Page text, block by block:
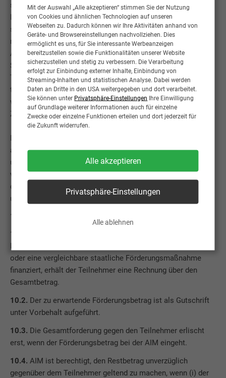
Mit der Auswahl „Alle akzeptieren“ stimmen Sie der Nutzung
von Cookies und ähnlichen Technologien auf unseren
Webseiten zu. Dadurch können wir Ihre Aktivitäten anhand von
Geräte- und Browsereinstellungen nachvollziehen. Dies
ermöglicht es uns, für Sie interessante Werbeanzeigen
bereitzustellen sowie die Funktionalitäten unserer Website
sicherzustellen und stetig zu verbessern. Die Verarbeitung
erfolgt zur Einbindung externer Inhalte, Einbindung von
Streaming-Inhalten und statistischen Analyse. Dabei werden
Daten an Dritte in den USA weitergegeben und dort verarbeitet.
Sie können unter Privatsphäre-Einstellungen Ihre Einwilligung
auf Grundlage weiterer Informationen auch für einzelne
Zwecke oder einzelne Funktionen erteilen und dort jederzeit für
die Zukunft widerrufen.
Alle akzeptieren
Privatsphäre-Einstellungen
Alle ablehnen
stabile Internetverbindung, aktuelle Browserversion,
Lautsprecher oder Headset). Der Teilnehmer erhält
spätestens zwei Werktage vor der Veranstaltung zusammen
mit den Zugangsdaten einen Testlink an seine bei der
Anmeldung angegebene E-Mail-Adresse. Für die Prüfung und
Sicherstellung der technischen Voraussetzungen ist der
Teilnehmer selbst verantwortlich. Ein etwaiger Ausfall der
technischen Voraussetzungen des Teilnehmers, ggf. auch
während des Webinars, entbindet nicht von der vertraglichen
Zahlungspflicht.
Der Teilnehmer ist verpflichtet, die Zugangsdaten sorgfältig
aufzubewahren, nicht an unberechtigte Dritte weiterzugeben
und vor deren Zugriff zu schützen. Der Teilnehmer ist ferner
verpflichtet, die angegebenen Anmeldedaten, insbesondere
die Kontaktdaten, aktuell zu halten. Ein Mitschnitt der Video-
und/oder Tonaufnahme ist dem Teilnehmer untersagt.
10. FÖRDERMASSNAHMEN
10.1.
Lehrgangsgebühren teilweise über einen Bildungsgutschein
oder eine vergleichbare staatliche Förderungsmaßnahme
finanziert, erhält der Teilnehmer eine Rechnung über den
Gesamtbetrag.
10.2. Der zu erwartende Förderungsbetrag ist als Gutschrift
unter Vorbehalt aufgeführt.
10.3. Die Gesamtforderung gegen den Teilnehmer erlischt
erst, wenn der Förderungsbetrag bei der AIM eingeht.
10.4. AIM ist berechtigt, den Restbetrag unverzüglich
gegenüber dem Teilnehmer geltend zu machen, wenn (i) der